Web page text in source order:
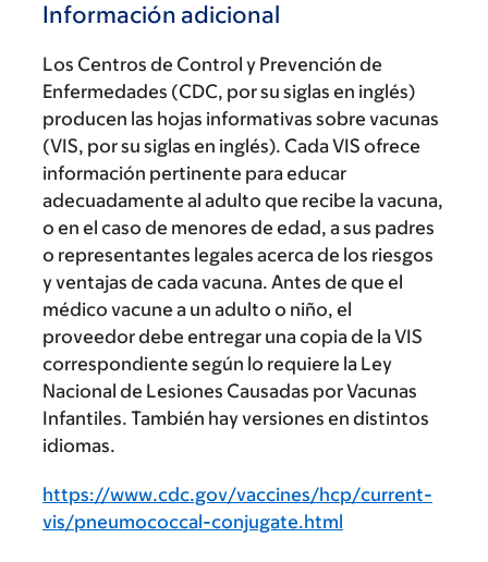
Información adicional
Los Centros de Control y Prevención de
Enfermedades (CDC, por su siglas en inglés)
producen las hojas informativas sobre vacunas
(VIS, por su siglas en inglés). Cada VIS ofrece
información pertinente para educar
adecuadamente al adulto que recibe la vacuna,
o en el caso de menores de edad, a sus padres
o representantes legales acerca de los riesgos
y ventajas de cada vacuna. Antes de que el
médico vacune a un adulto o niño, el
proveedor debe entregar una copia de la VIS
correspondiente según lo requiere la Ley
Nacional de Lesiones Causadas por Vacunas
Infantiles. También hay versiones en distintos
idiomas.
https://www.cdc.gov/vaccines/hcp/current-
vis/pneumococcal-conjugate.html